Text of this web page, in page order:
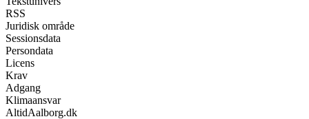
RSS
Juridisk område
Sessionsdata
Persondata
Licens
Krav
Adgang
Klimaansvar
AltidAalborg.dk